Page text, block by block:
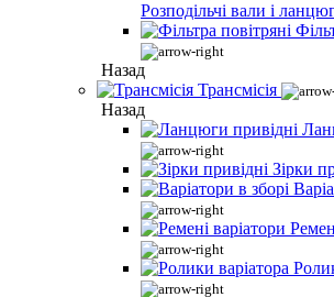
Розподільчі вали і
Назад
Трансмісія
Назад
Зірки